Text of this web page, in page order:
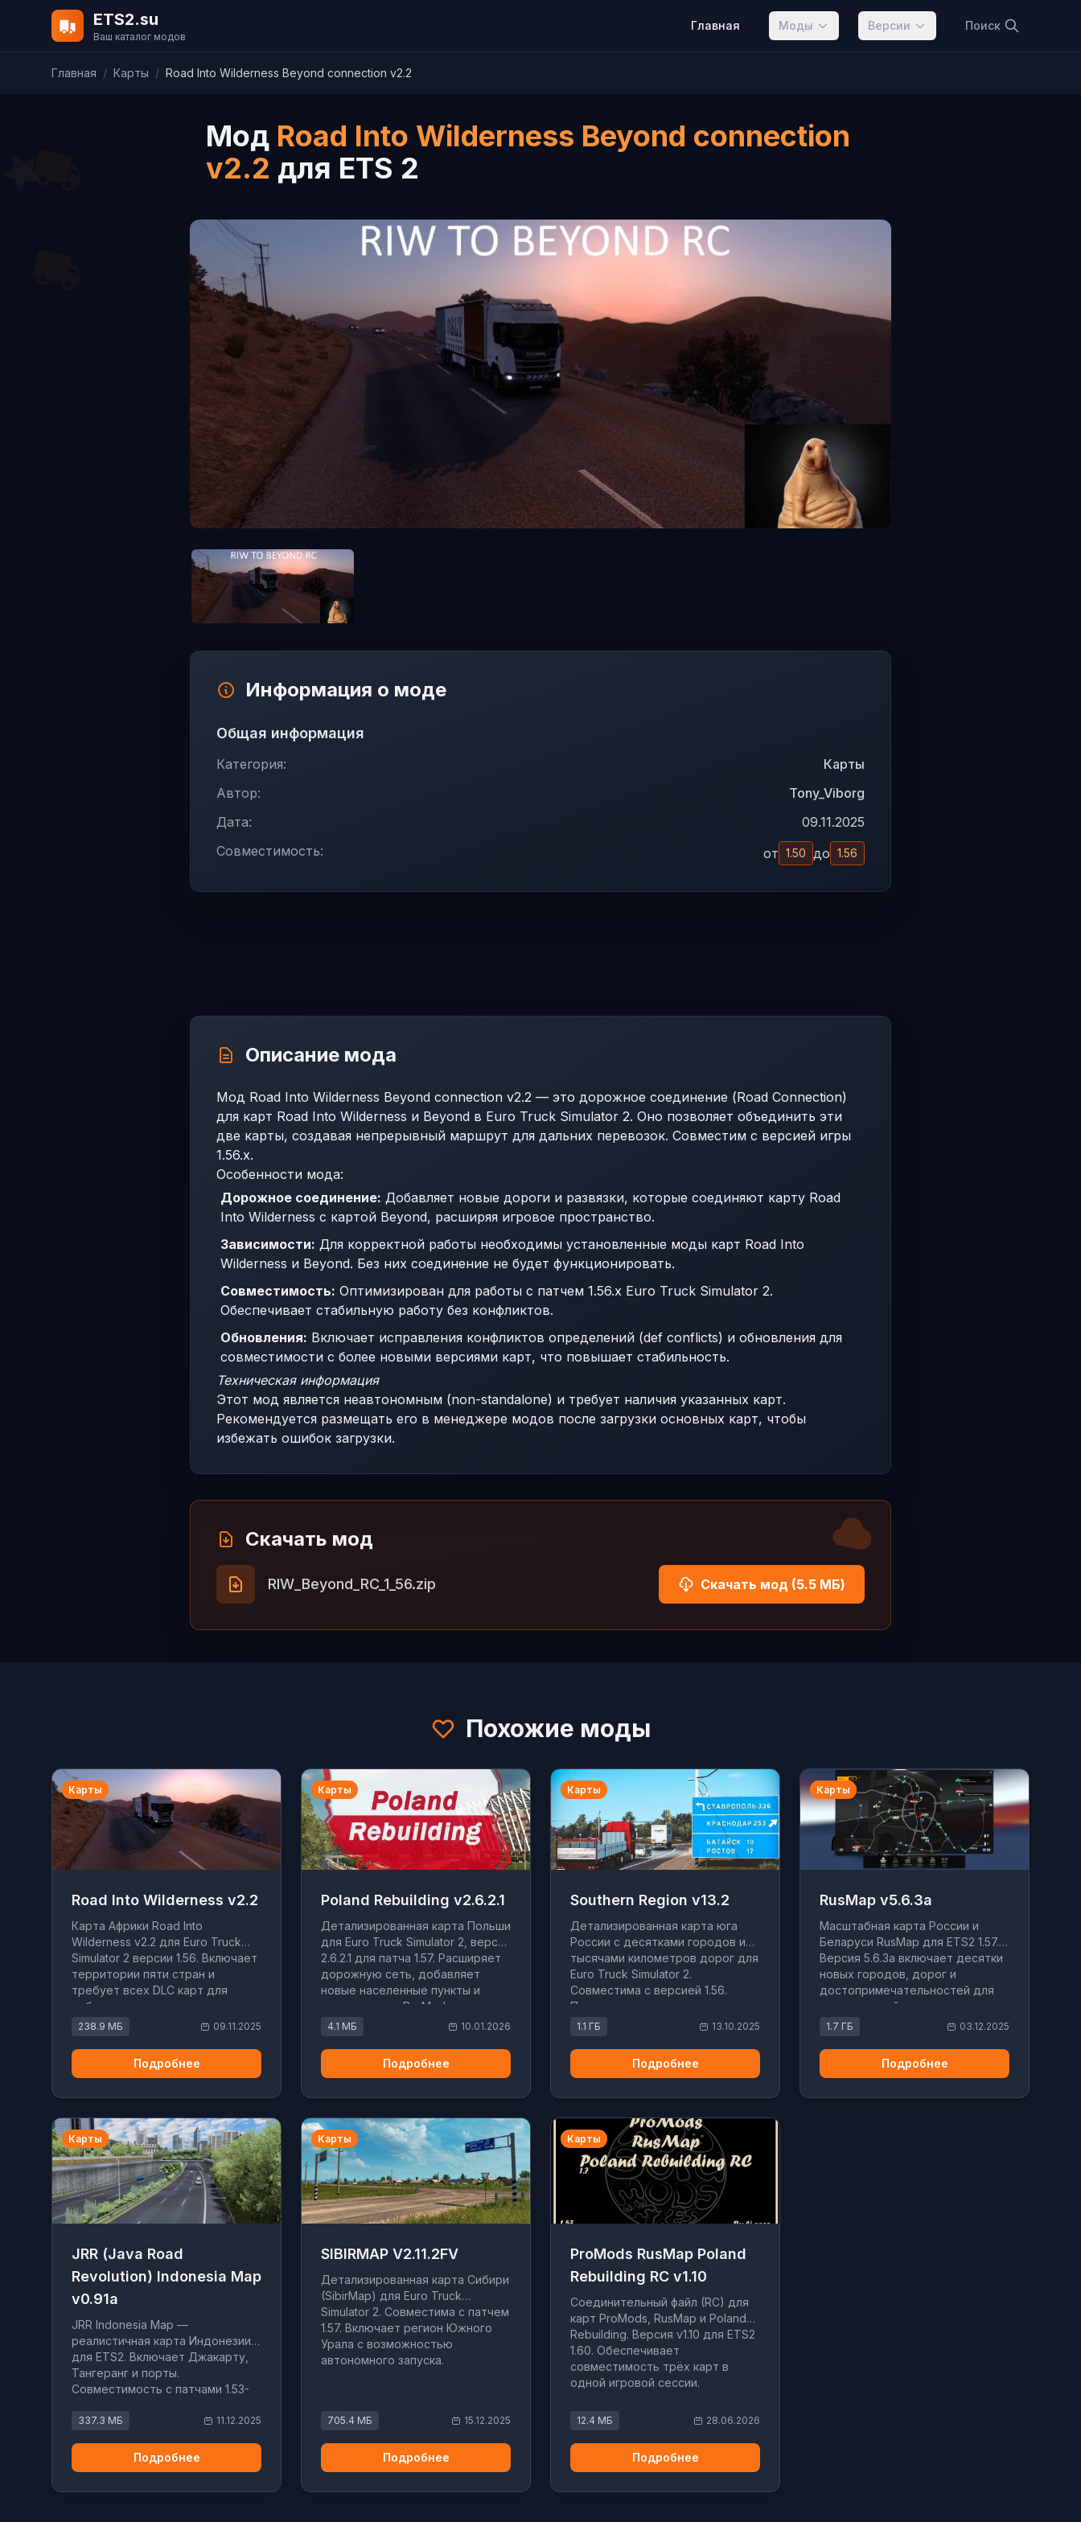
ETS2.su
Ваш каталог модов
Главная Моды Версии Поиск
Главная / Карты / Road Into Wilderness Beyond connection v2.2
Мод Road Into Wilderness Beyond connection
v2.2 для ETS 2
Информация о моде
Общая информация
Категория:
Карты
Автор:
Tony_Viborg
Дата:
09.11.2025
Совместимость:
от 1.50 до 1.56
Описание мода
Мод Road Into Wilderness Beyond connection v2.2 — это дорожное соединение (Road Connection)
для карт Road Into Wilderness и Beyond в Euro Truck Simulator 2. Оно позволяет объединить эти
две карты, создавая непрерывный маршрут для дальних перевозок. Совместим с версией игры
1.56.x.
Особенности мода:
Дорожное соединение: Добавляет новые дороги и развязки, которые соединяют карту Road
Into Wilderness с картой Beyond, расширяя игровое пространство.
Зависимости: Для корректной работы необходимы установленные моды карт Road Into
Wilderness и Beyond. Без них соединение не будет функционировать.
Совместимость: Оптимизирован для работы с патчем 1.56.x Euro Truck Simulator 2.
Обеспечивает стабильную работу без конфликтов.
Обновления: Включает исправления конфликтов определений (def conflicts) и обновления для
совместимости с более новыми версиями карт, что повышает стабильность.
Техническая информация
Этот мод является неавтономным (non-standalone) и требует наличия указанных карт.
Рекомендуется размещать его в менеджере модов после загрузки основных карт, чтобы
избежать ошибок загрузки.
Скачать мод
RIW_Beyond_RC_1_56.zip Скачать мод (5.5 МБ)
Похожие моды
Карты
Road Into Wilderness v2.2
Карта Африки Road Into
Wilderness v2.2 для Euro Truck
Simulator 2 версии 1.56. Включает
территории пяти стран и
требует всех DLC карт для
работы.
238.9 МБ 09.11.2025
Подробнее
Карты
Poland Rebuilding v2.6.2.1
Детализированная карта Польши
для Euro Truck Simulator 2, версия
2.6.2.1 для патча 1.57. Расширяет
дорожную сеть, добавляет
новые населенные пункты и
совместима с ProMods.
4.1 МБ 10.01.2026
Подробнее
Карты
Southern Region v13.2
Детализированная карта юга
России с десятками городов и
тысячами километров дорог для
Euro Truck Simulator 2.
Совместима с версией 1.56.
Поддерживает интеграцию с
RusMap, ProMods и другими
популярными модами.
1.1 ГБ 13.10.2025
Подробнее
Карты
RusMap v5.6.3a
Масштабная карта России и
Беларуси RusMap для ETS2 1.57.
Версия 5.6.3a включает десятки
новых городов, дорог и
достопримечательностей для
реалистичной логистики.
1.7 ГБ 03.12.2025
Подробнее
Карты
JRR (Java Road
Revolution) Indonesia Map
v0.91a
JRR Indonesia Map —
реалистичная карта Индонезии
для ETS2. Включает Джакарту,
Тангеранг и порты.
Совместимость с патчами 1.53-
337.3 МБ 11.12.2025
Подробнее
Карты
SIBIRMAP V2.11.2FV
Детализированная карта Сибири
(SibirMap) для Euro Truck
Simulator 2. Совместима с патчем
1.57. Включает регион Южного
Урала с возможностью
автономного запуска.
705.4 МБ 15.12.2025
Подробнее
Карты
ProMods RusMap Poland
Rebuilding RC v1.10
Соединительный файл (RC) для
карт ProMods, RusMap и Poland
Rebuilding. Версия v1.10 для ETS2
1.60. Обеспечивает
совместимость трёх карт в
одной игровой сессии.
12.4 МБ 28.06.2026
Подробнее